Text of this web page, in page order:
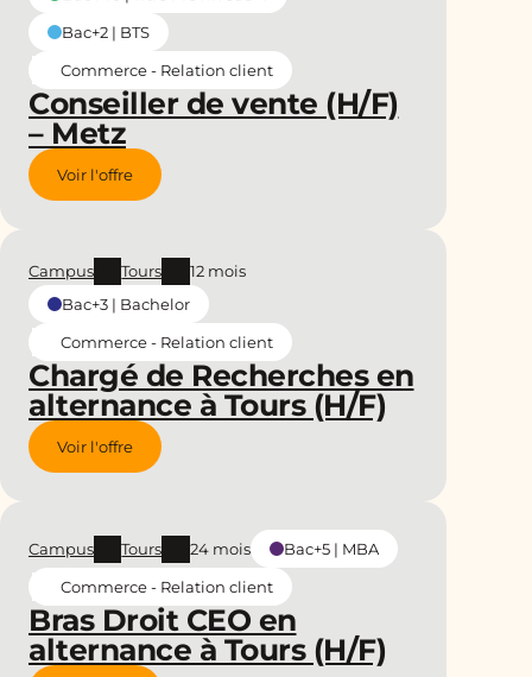
Conseiller de vente (H/F)
– Metz
Bac+2 | BTS
Commerce - Relation client
Voir l'offre
Chargé de Recherches en
alternance à Tours (H/F)
Campus Tours
12 mois
Bac+3 | Bachelor
Commerce - Relation client
Voir l'offre
Bras Droit CEO en
alternance à Tours (H/F)
Campus Tours 24 mois
Bac+5 | MBA
Commerce - Relation client